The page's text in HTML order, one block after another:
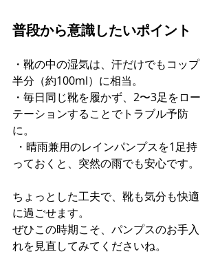
普段から意識したいポイント
・靴の中の湿気は、汗だけでもコップ
半分（約100ml）に相当。
・毎日同じ靴を履かず、2〜3足をロー
テーションすることでトラブル予防
に。
・晴雨兼用のレインパンプスを1足持
っておくと、突然の雨でも安心です。
ちょっとした工夫で、靴も気分も快適
に過ごせます。
ぜひこの時期こそ、パンプスのお手入
れを見直してみてくださいね。